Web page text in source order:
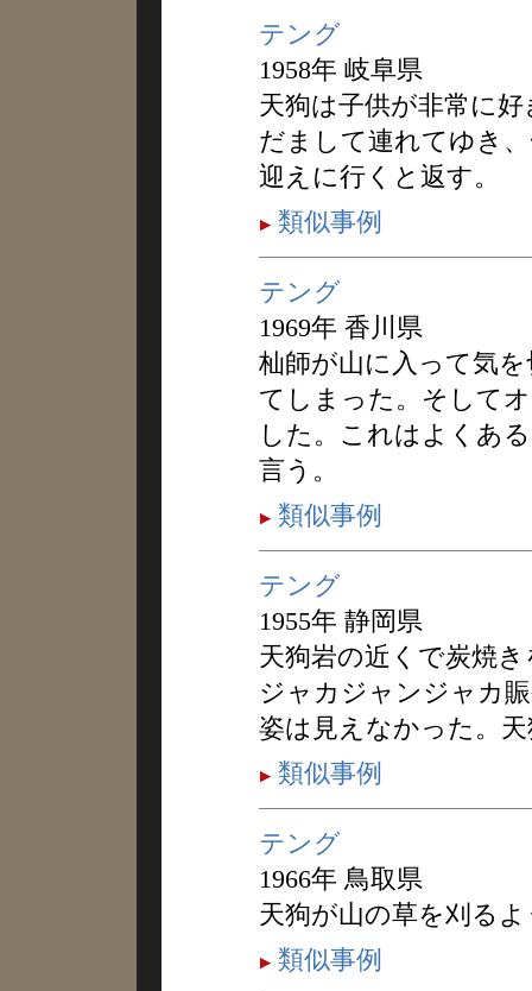
テング
1958年 岐阜県
天狗は子供が非常に
だまして連れてゆき
迎えに行くと返す。
類似事例
テング
1969年 香川県
杣師が山に入って気
てしまった。そして
した。これはよくあ
言う。
類似事例
テング
1955年 静岡県
天狗岩の近くで炭焼
ジャカジャンジャカ
姿は見えなかった。
類似事例
テング
1966年 鳥取県
天狗が山の草を刈る
類似事例